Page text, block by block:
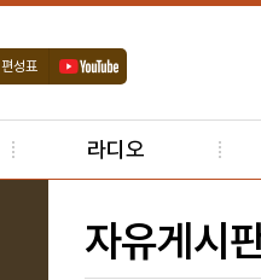
편성표
라디오
자유게시